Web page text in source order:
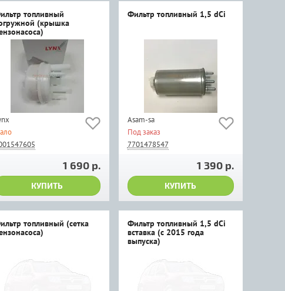
топливный
(крышка
1 690 р.
КУПИТЬ
Фильтр топливный 1,5 dCi
Asam-sa
Под заказ
7701478547
1 390 р.
КУПИТЬ
топливный (сетка
Фильтр топливный 1,5 dCi
вставка (с 2015 года
выпуска)